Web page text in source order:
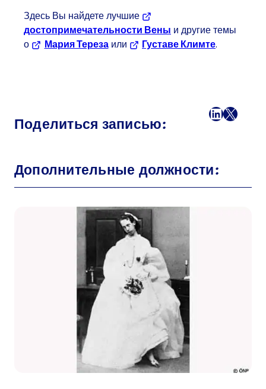
Здесь Вы найдете лучшие
достопримечательности Вены и другие темы
о
Мария Терезаили Густаве Климте.
Поделиться записью:
Facebook
LinkedIn
X
Дополнительные должности: